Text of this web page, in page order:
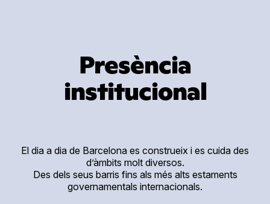
Presència
institucional
El dia a dia de Barcelona es construeix i es cuida des
d’àmbits molt diversos.
Des dels seus barris fins als més alts estaments
governamentals internacionals.